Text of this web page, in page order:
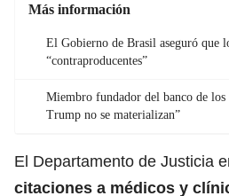
Más información
El Gobierno de Brasil aseguró que
“contraproducentes”
Miembro fundador del banco de los
Trump no se materializan”
El Departamento de Justicia
citaciones a médicos y